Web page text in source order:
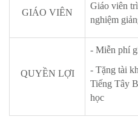
GIÁO VIÊN
Giáo viên
nghiệm
QUYỀN LỢI
- Miễn phí
- Tặng tài
Tiếng Tây
học